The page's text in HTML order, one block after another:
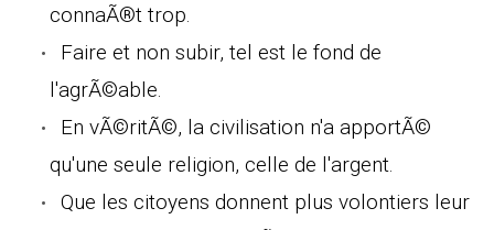
connaÃ®t trop.
Faire et non subir, tel est le fond de
l'agrÃ©able.
En vÃ©ritÃ©, la civilisation n'a apportÃ©
qu'une seule religion, celle de l'argent.
Que les citoyens donnent plus volontiers leur